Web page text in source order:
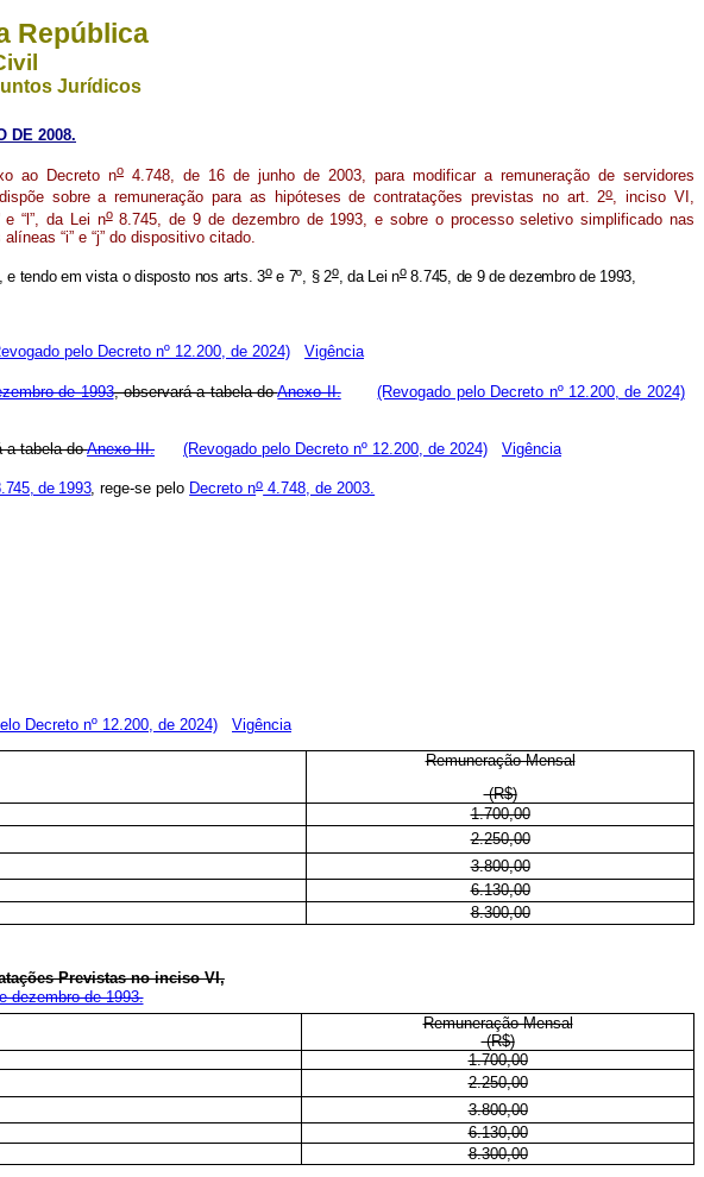
República
Jurídicos
DE 2008.
ao Decreto no 4.748, de 16 de junho de 2003, para modificar a remuneração de servidores
sobre a remuneração para as hipóteses de contratações previstas no art. 2o, inciso VI,
e “l”, da Lei no8.745, de 9 de dezembro de 1993, e sobre o processo seletivo simplificado nas
“i” e “j” do dispositivo citado.
e tendo em vista o disposto nos arts. 3oe 7º, § 2o, da Lei no8.745, de 9 de dezembro de 1993,
pelo Decreto nº 12.200, de 2024) Vigência
de 1993, observará a tabela doAnexo II.
(Revogado pelo Decreto nº 12.200, de 2024)
a tabela doAnexo III. (Revogado pelo Decreto nº 12.200, de 2024) Vigência
de 1993, rege-se pelo Decreto no4.748, de 2003.
Decreto nº 12.200, de 2024) Vigência
Remuneração Mensal
(R$)
1.700,00
2.250,00
3.800,00
6.130,00
8.300,00
Previstas no inciso VI,
dezembro de 1993.
Remuneração Mensal
(R$)
1.700,00
2.250,00
3.800,00
6.130,00
8.300,00